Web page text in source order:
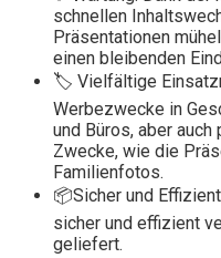
schnellen
Präsentationen
einen bleibenden
🏷️ Vielfältige
Werbezwecke in
und Büros, aber
Zwecke, wie die
Familienfotos.
📦Sicher und
sicher und effizient
geliefert.